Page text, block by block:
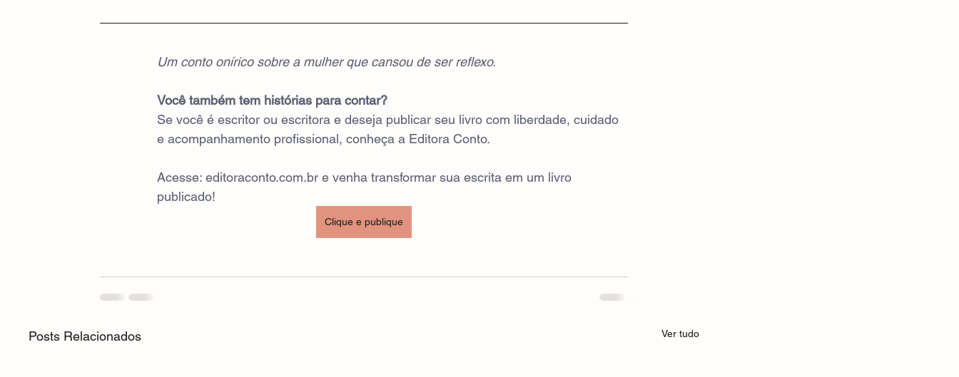
Um conto onírico sobre a mulher que cansou de ser reflexo.
Você também tem histórias para contar?
Se você é escritor ou escritora e deseja publicar seu livro com liberdade, cuidado
e acompanhamento profissional, conheça a Editora Conto.
Acesse: editoraconto.com.br e venha transformar sua escrita em um livro
publicado!
Clique e publique
Posts Relacionados Ver tudo